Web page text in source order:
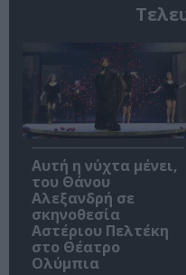
Αυτή η νύχτα μένει,
του Θάνου
Αλεξανδρή σε
σκηνοθεσία
Αστέριου Πελτέκη
στο Θέατρο
Ολύμπια